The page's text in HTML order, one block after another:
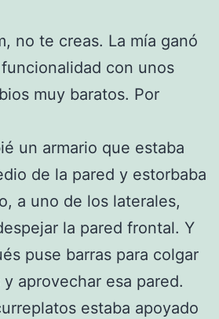
no te creas. La mía ganó
con unos
muy baratos. Por
un armario que estaba
de la pared y estorbaba
a uno de los laterales,
la pared frontal. Y
puse barras para colgar
y aprovechar esa pared.
estaba apoyado